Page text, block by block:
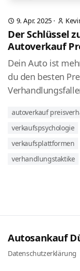
9. Apr. 2025·
Der Schlüssel
Autoverkauf
Dein Auto ist
du den besten
autoverkauf
verkaufspsychologie
verkaufsplattformen
verhandlungstaktike
Autosankauf
Datenschutzerklärung